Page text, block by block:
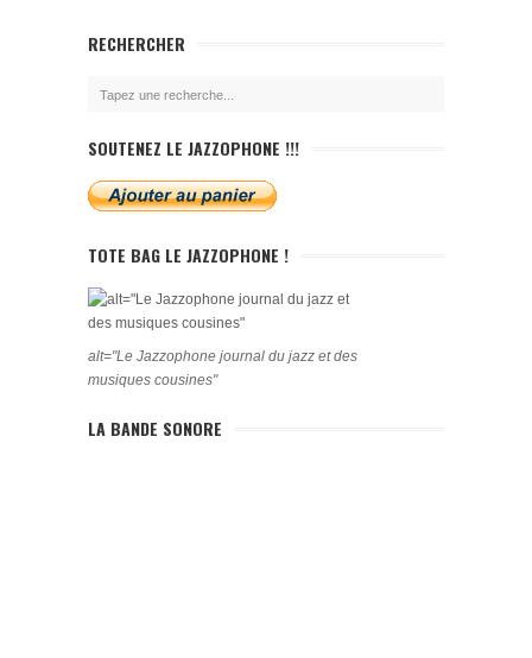
RECHERCHER
SOUTENEZ LE JAZZOPHONE !!!
TOTE BAG LE JAZZOPHONE !
alt="Le Jazzophone journal du jazz et des
musiques cousines"
LA BANDE SONORE